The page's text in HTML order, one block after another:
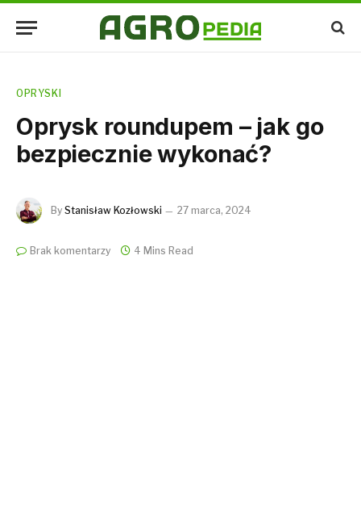
OPRYSKI
Oprysk roundupem – jak go
bezpiecznie wykonać?
By Stanisław Kozłowski 27 marca, 2024
Brak komentarzy 4 Mins Read